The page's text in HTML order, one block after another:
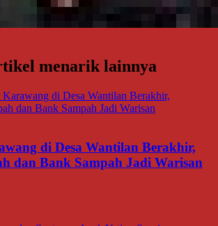
menarik lainnya
di Desa Wantilan Berakhir,
dan Bank Sampah Jadi Warisan